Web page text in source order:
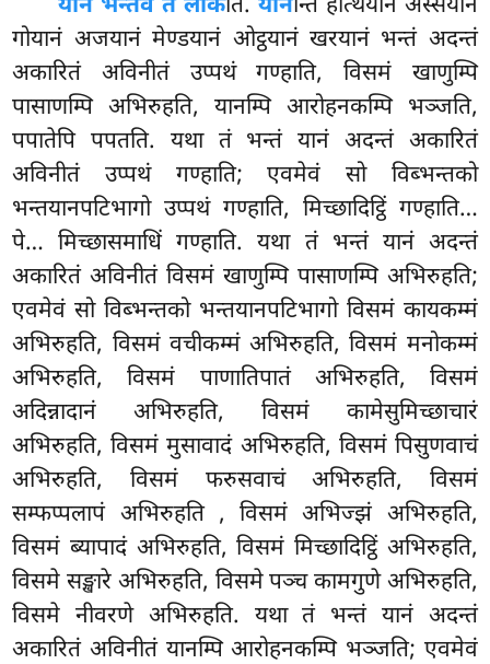
यानं भन्तंव तं लोकेति. यानन्ति हत्थियानं अस्सयानं
गोयानं अजयानं मेण्डयानं ओट्ठयानं खरयानं भन्तं अदन्तं
अकारितं अविनीतं उप्पथं गण्हाति, विसमं खाणुम्पि
पासाणम्पि अभिरुहति, यानम्पि आरोहनकम्पि भञ्जति,
पपातेपि पपतति. यथा तं भन्तंयानं अदन्तं अकारितं
अविनीतं उप्पथं गण्हाति; एवमेवं सो विब्भन्तको
भन्तयानपटिभागो उप्पथं गण्हाति, मिच्छादिट्ठिं गण्हाति…
पे… मिच्छासमाधिं गण्हाति. यथा तं भन्तं यानं अदन्तं
अकारितं अविनीतं विसमं खाणुम्पि पासाणम्पि अभिरुहति;
एवमेवं सो विब्भन्तको भन्तयानपटिभागो विसमं कायकम्मं
अभिरुहति, विसमं वचीकम्मं अभिरुहति, विसमं मनोकम्मं
अभिरुहति, विसमं पाणातिपातं अभिरुहति, विसमं
अदिन्नादानं अभिरुहति, विसमं कामेसुमिच्छाचारं
अभिरुहति, विसमं मुसावादं अभिरुहति, विसमं पिसुणवाचं
अभिरुहति, विसमं फरुसवाचं अभिरुहति, विसमं
सम्फप्पलापं अभिरुहति , विसमं अभिज्झं अभिरुहति,
विसमं ब्यापादं अभिरुहति, विसमं मिच्छादिट्ठिं अभिरुहति,
विसमे सङ्खारे अभिरुहति, विसमे पञ्च कामगुणे अभिरुहति,
विसमे नीवरणे अभिरुहति. यथा तं भन्तं यानं अदन्तं
अकारितं अविनीतं यानम्पि आरोहनकम्पि भञ्जति; एवमेवं